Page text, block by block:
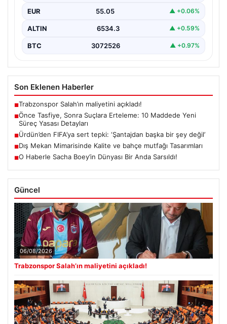
yasa…
EUR 55.05 ▲ +0.06%
ALTIN 6534.3 ▲ +0.59%
BTC 3072526 ▲ +0.97%
Son Eklenen Haberler
■Trabzonspor Salah’ın maliyetini açıkladı!
■Önce Tasfiye, Sonra Suçlara Erteleme: 10 Maddede Yeni
Süreç Yasası Detayları
■Ürdün’den FIFA’ya sert tepki: ‘Şantajdan başka bir şey değil’
■Dış Mekan Mimarisinde Kalite ve bahçe mutfağı Tasarımları
■O Haberle Sacha Boey’in Dünyası Bir Anda Sarsıldı!
Güncel
06/08/2026
Trabzonspor Salah’ın maliyetini açıkladı!